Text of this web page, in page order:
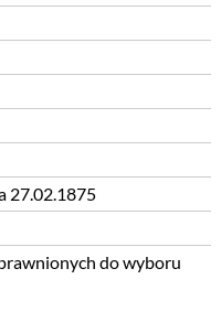
27.02.1875
do wyboru